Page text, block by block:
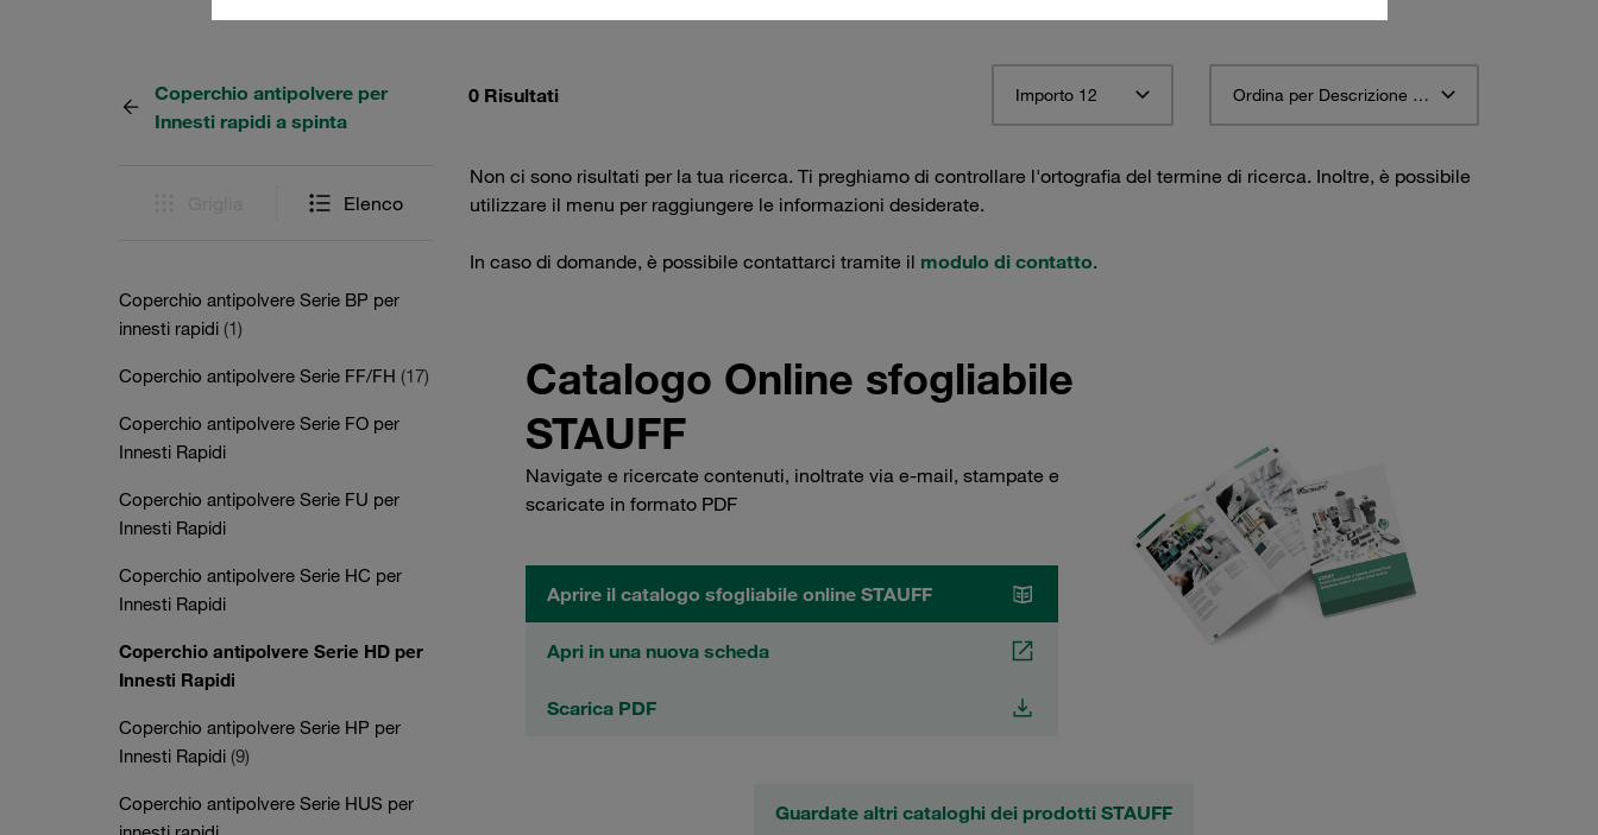
Coperchio antipolvere per
Innesti rapidi a spinta
Elenco
Coperchio antipolvere Serie BP per
innesti rapidi (1)
Coperchio antipolvere Serie FF/FH (17)
Coperchio antipolvere Serie FO per
Innesti Rapidi
Coperchio antipolvere Serie FU per
Innesti Rapidi
Coperchio antipolvere Serie HC per
Innesti Rapidi
Coperchio antipolvere Serie HD per
Innesti Rapidi
Coperchio antipolvere Serie HP per
Innesti Rapidi (9)
Coperchio antipolvere Serie HUS per
0 Risultati Importo 12 Ordina per Descrizione materiale STAUFF ascendente
Non ci sono risultati per la tua ricerca. Ti preghiamo di controllare l'ortografia del termine di ricerca. Inoltre, è possibile
utilizzare il menu per raggiungere le informazioni desiderate.
In caso di domande, è possibile contattarci tramite il modulo di contatto.
Catalogo Online sfogliabile
STAUFF
Navigate e ricercate contenuti, inoltrate via e-mail, stampate e
scaricate in formato PDF
Aprire il catalogo sfogliabile online STAUFF
Apri in una nuova scheda
Scarica PDF
Guardate altri cataloghi dei prodotti STAUFF